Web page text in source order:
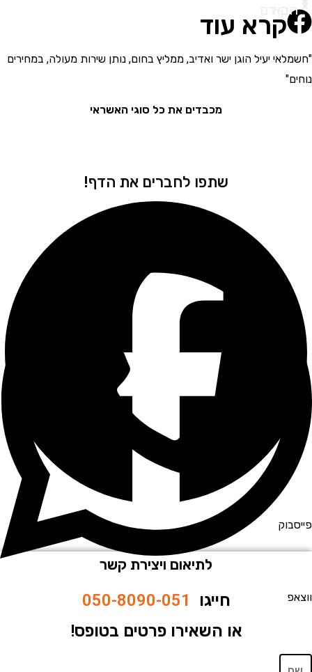
קרא עוד
יעיל הוגן ישר ואדיב, ממליץ בחום, נותן שירות מעולה, במחירים
מכבדים את כל סוגי האשראי
שתפו לחברים את הדף!
לתיאום ויצירת קשר
חייגו050-8090-051
או השאירו פרטים בטופס!